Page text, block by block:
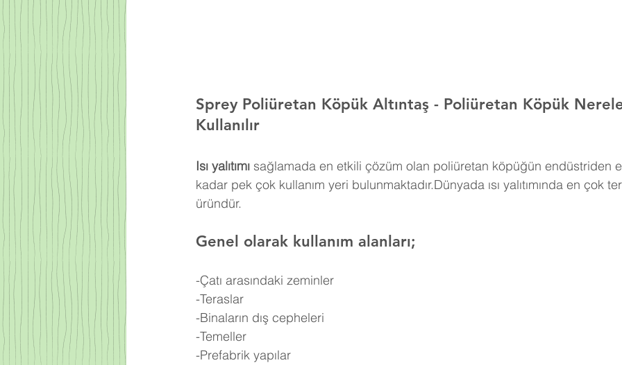
Sprey Poliüretan Köpük Altıntaş - Poliüretan Köpük
Kullanılır
Isı yalıtımı sağlamada en etkili çözüm olan poliüretan köpüğün endüstriden
kadar pek çok kullanım yeri bulunmaktadır.Dünyada ısı yalıtımında en çok
üründür.
Genel olarak kullanım alanları;
-Çatı arasındaki zeminler
-Teraslar
-Binaların dış cepheleri
-Temeller
-Prefabrik yapılar